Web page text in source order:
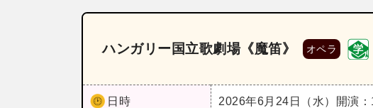
ハンガリー国立歌劇場《魔笛》 オペラ
日時 2026年6月24日（水） 開演